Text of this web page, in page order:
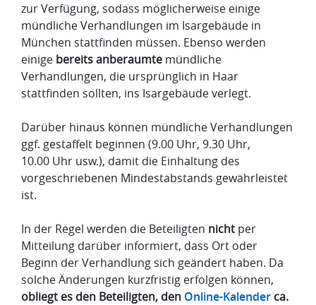
zur Verfügung, sodass möglicherweise einige
mündliche Verhandlungen im Isargebäude in
München stattfinden müssen. Ebenso werden
einige bereits anberaumte mündliche
Verhandlungen, die ursprünglich in Haar
stattfinden sollten, ins Isargebäude verlegt.
Darüber hinaus können mündliche Verhandlungen
ggf. gestaffelt beginnen (9.00 Uhr, 9.30 Uhr,
10.00 Uhr usw.), damit die Einhaltung des
vorgeschriebenen Mindestabstands gewährleistet
ist.
In der Regel werden die Beteiligten nicht per
Mitteilung darüber informiert, dass Ort oder
Beginn der Verhandlung sich geändert haben. Da
solche Änderungen kurzfristig erfolgen können,
obliegt es den Beteiligten, den Online-Kalender ca.